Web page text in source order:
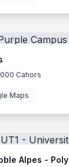
Cahors
Maps
Alpes -